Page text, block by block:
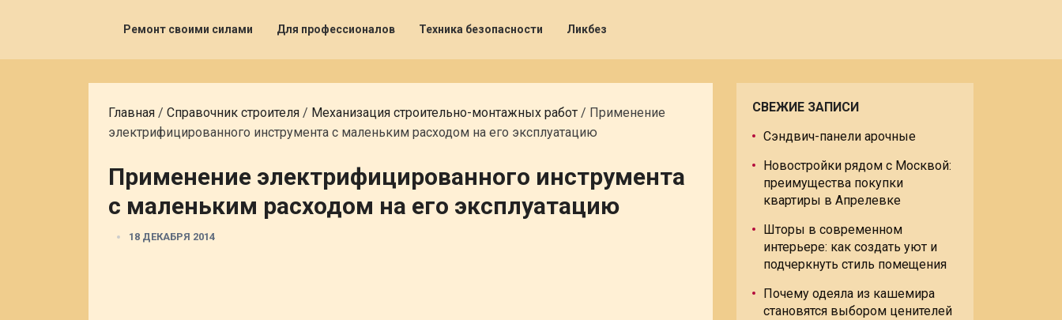
Ремонт своими силами Для профессионалов Техника безопасности Ликбез
Главная / Справочник строителя / Механизация строительно-монтажных работ / Применение
электрифицированного инструмента с маленьким расходом на его эксплуатацию
Применение электрифицированного инструмента
с маленьким расходом на его эксплуатацию
18 ДЕКАБРЯ 2014
СВЕЖИЕ ЗАПИСИ
Сэндвич-панели арочные
Новостройки рядом с Москвой:
преимущества покупки
квартиры в Апрелевке
Шторы в современном
интерьере: как создать уют и
подчеркнуть стиль помещения
Почему одеяла из кашемира
становятся выбором ценителей